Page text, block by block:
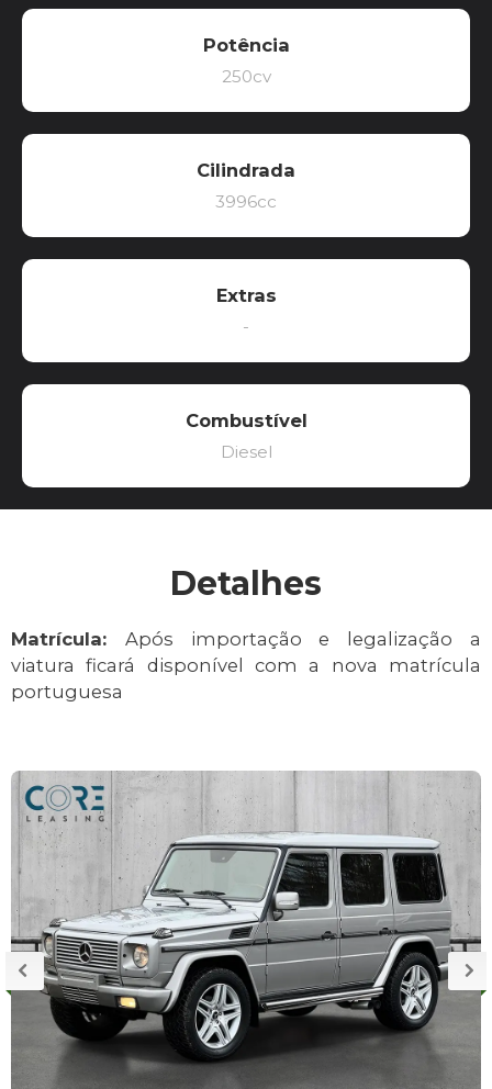
Potência
250cv
Cilindrada
3996cc
Extras
-
Combustível
Diesel
Detalhes
Matrícula: Após importação e legalização a
viatura ficará disponível com a nova matrícula
portuguesa